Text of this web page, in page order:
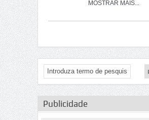
MOSTRAR MAIS...
Publicidade